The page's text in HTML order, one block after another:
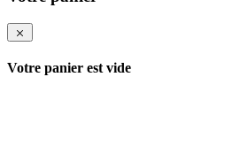
Votre panier est vide